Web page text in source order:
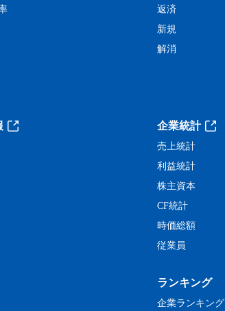
返済
新規
解消
企業統計
売上統計
利益統計
株主資本
CF統計
時価総額
従業員
ランキング
企業ランキング